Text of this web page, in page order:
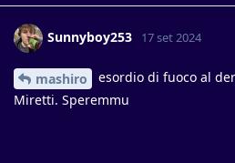
Sunnyboy253 17 set 2024
mashiro
esordio di fuoco al
Miretti. Speremmu